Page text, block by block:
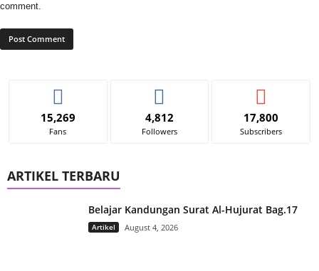
comment.
15,269
Fans
4,812
Followers
17,800
Subscribers
ARTIKEL TERBARU
Belajar Kandungan Surat Al-Hujurat Bag.17
Artikel August 4, 2026